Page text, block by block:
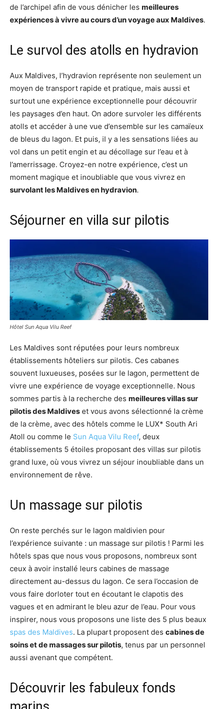
les
Maldives
de l’archipel afin de vous dénicher les meilleures
expériences à vivre au cours d’un voyage aux Maldives.
Le survol des atolls en hydravion
Aux Maldives, l’hydravion représente non seulement un
moyen de transport rapide et pratique, mais aussi et
surtout une expérience exceptionnelle pour découvrir
les paysages d’en haut. On adore survoler les différents
atolls et accéder à une vue d’ensemble sur les camaïeux
de bleus du lagon. Et puis, il y a les sensations liées au
vol dans un petit engin et au décollage sur l’eau et à
l’amerrissage. Croyez-en notre expérience, c’est un
moment magique et inoubliable que vous vivrez en
survolant les Maldives en hydravion.
Séjourner en villa sur pilotis
Hôtel Sun Aqua Vilu Reef
Les Maldives sont réputées pour leurs nombreux
établissements hôteliers sur pilotis. Ces cabanes
souvent luxueuses, posées sur le lagon, permettent de
vivre une expérience de voyage exceptionnelle. Nous
sommes partis à la recherche des meilleures villas sur
pilotis des Maldives et vous avons sélectionné la crème
de la crème, avec des hôtels comme le LUX* South Ari
Atoll ou comme le Sun Aqua Vilu Reef, deux
établissements 5 étoiles proposant des villas sur pilotis
grand luxe, où vous vivrez un séjour inoubliable dans un
environnement de rêve.
Un massage sur pilotis
On reste perchés sur le lagon maldivien pour
l’expérience suivante : un massage sur pilotis ! Parmi les
hôtels spas que nous vous proposons, nombreux sont
ceux à avoir installé leurs cabines de massage
directement au-dessus du lagon. Ce sera l’occasion de
vous faire dorloter tout en écoutant le clapotis des
vagues et en admirant le bleu azur de l’eau. Pour vous
inspirer, nous vous proposons une liste des 5 plus beaux
spas des Maldives. La plupart proposent des cabines de
soins et de massages sur pilotis, tenus par un personnel
aussi avenant que compétent.
Découvrir les fabuleux fonds